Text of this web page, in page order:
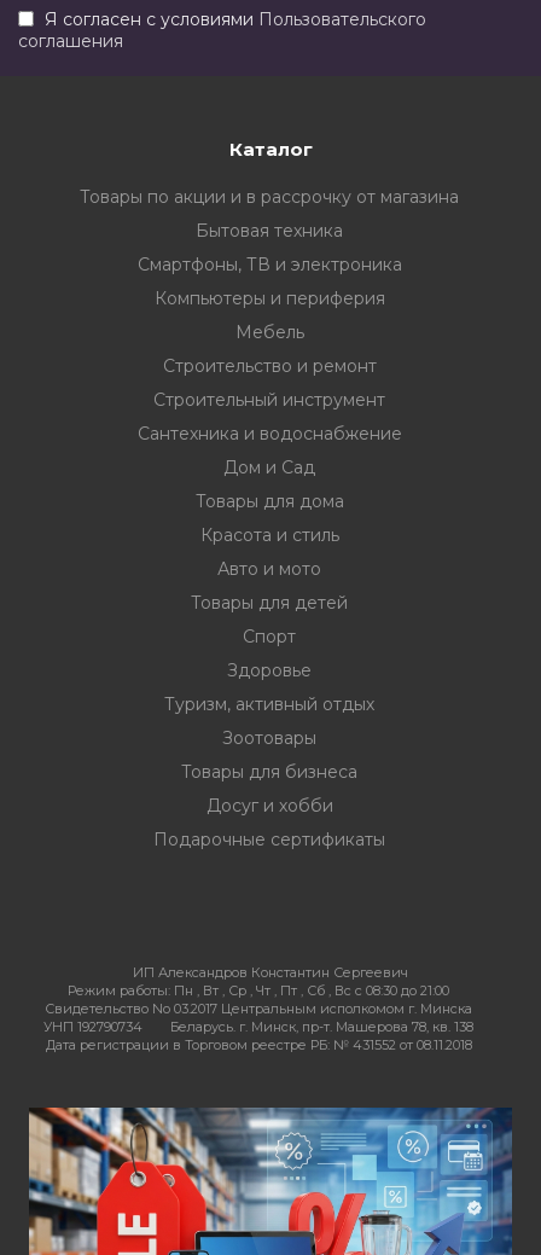
Я согласен с условиями Пользовательского
соглашения
Каталог
Товары по акции и в рассрочку от магазина
Бытовая техника
Смартфоны, ТВ и электроника
Компьютеры и периферия
Мебель
Строительство и ремонт
Строительный инструмент
Сантехника и водоснабжение
Дом и Сад
Товары для дома
Красота и стиль
Авто и мото
Товары для детей
Спорт
Здоровье
Туризм, активный отдых
Зоотовары
Товары для бизнеса
Досуг и хобби
Подарочные сертификаты
ИП Александров Константин Сергеевич
Режим работы: Пн , Вт , Ср , Чт , Пт , Сб , Вс c 08:30 до 21:00
Свидетельство No 03.2017 Центральным исполкомом г. Минска
УНП 192790734
Беларусь. г. Минск, пр-т. Машерова 78, кв. 138
Дата регистрации в Торговом реестре РБ: № 431552 от 08.11.2018